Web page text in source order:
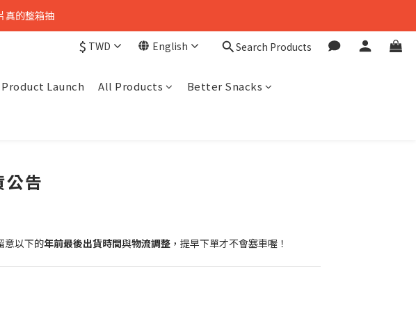
龍米米花
真的整箱抽
龍米米花
$ TWD English Search Products
Launch All Products Better Snacks
告
意以下的年前最後出貨時間與物流調整 ，提早下單才不會塞車喔！